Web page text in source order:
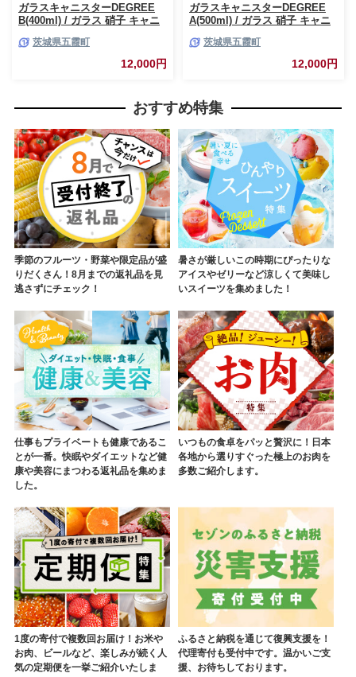
ガラスキャニスターDEGREE
B(400ml) / ガラス 硝子 キャニ
耐熱 一生もの 職人 こだわり
JIDA デザインミュージアムセ
レクション 茨城県 五霞町
茨城県五霞町
12,000円
ガラスキャニスターDEGREE
A(500ml) / ガラス 硝子 キャニ
耐熱 一生もの 職人 こだわり
JIDA デザインミュージアムセ
レクション 茨城県 五霞町
茨城県五霞町
12,000円
おすすめ特集
季節のフルーツ・野菜や限定品が盛
りだくさん！8月までの返礼品を見
逃さずにチェック！
暑さが厳しいこの時期にぴったりな
アイスやゼリーなど涼しくて美味し
いスイーツを集めました！
仕事もプライベートも健康であるこ
とが一番。快眠やダイエットなど健
康や美容にまつわる返礼品を集めま
した。
いつもの食卓をパッと贅沢に！日本
各地から選りすぐった極上のお肉を
多数ご紹介します。
1度の寄付で複数回お届け！お米や
お肉、ビールなど、楽しみが続く人
気の定期便を一挙ご紹介いたしま
ふるさと納税を通じて復興支援を！
代理寄付も受付中です。温かいご支
援、お待ちしております。